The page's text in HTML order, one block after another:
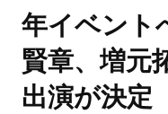
年イベント
賢章、増元
出演が決定